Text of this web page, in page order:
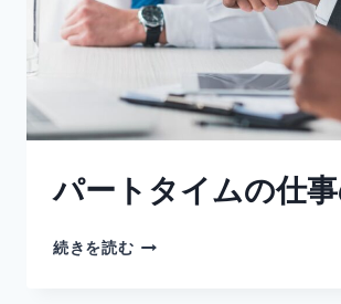
パートタイムの仕
続きを読む